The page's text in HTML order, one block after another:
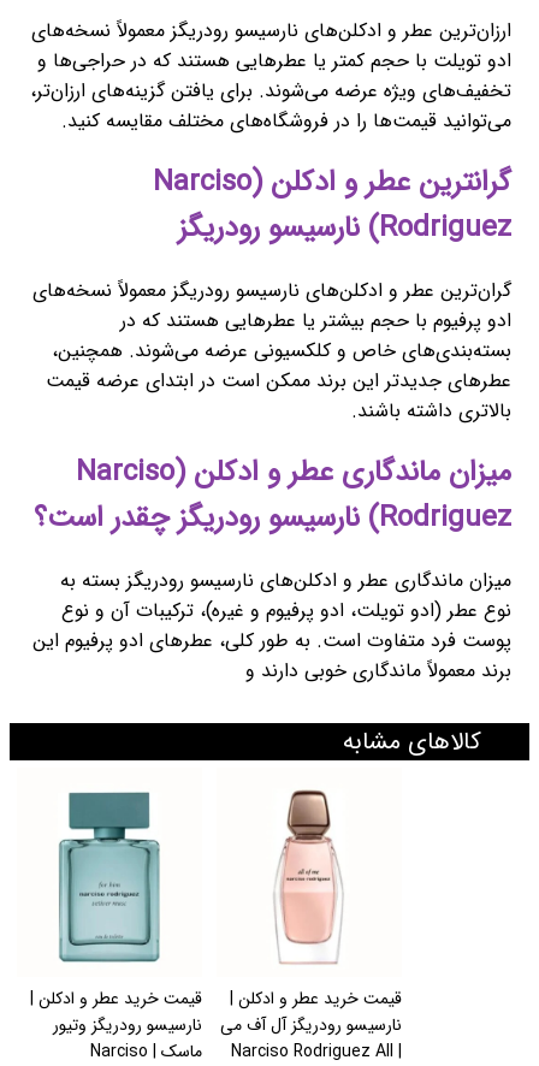
ارزان‌ترین عطر و ادکلن‌های نارسیسو رودریگز معمولاً نسخه‌های
ادو تویلت با حجم کمتر یا عطرهایی هستند که در حراجی‌ها و
تخفیف‌های ویژه عرضه می‌شوند. برای یافتن گزینه‌های ارزان‌تر،
می‌توانید قیمت‌ها را در فروشگاه‌های مختلف مقایسه کنید.
گرانترین عطر و ادکلن (Narciso
Rodriguez) نارسیسو رودریگز
گران‌ترین عطر و ادکلن‌های نارسیسو رودریگز معمولاً نسخه‌های
ادو پرفیوم با حجم بیشتر یا عطرهایی هستند که در
بسته‌بندی‌های خاص و کلکسیونی عرضه می‌شوند. همچنین،
عطرهای جدیدتر این برند ممکن است در ابتدای عرضه قیمت
بالاتری داشته باشند.
میزان ماندگاری عطر و ادکلن (Narciso
Rodriguez) نارسیسو رودریگز چقدر است؟
میزان ماندگاری عطر و ادکلن‌های نارسیسو رودریگز بسته به
نوع عطر (ادو تویلت، ادو پرفیوم و غیره)، ترکیبات آن و نوع
پوست فرد متفاوت است. به طور کلی، عطرهای ادو پرفیوم این
برند معمولاً ماندگاری خوبی دارند و
کالاهای مشابه
قیمت خرید عطر و ادکلن |
نارسیسو رودریگز آل آف می
| Narciso Rodriguez All
قیمت خرید عطر و ادکلن |
نارسیسو رودریگز وتیور
ماسک | Narciso